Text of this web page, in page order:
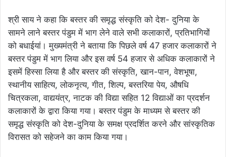
श्री साय ने कहा कि बस्तर की समृद्ध संस्कृति को देश- दुनिया के
सामने लाने बस्तर पंडुम में भाग लेने वाले सभी कलाकारों, प्रतिभागियों
को बधाईयां। मुख्यमंत्री ने बताया कि पिछले वर्ष 47 हजार कलाकारों ने
बस्तर पंडुम में भाग लिया और इस वर्ष 54 हजार से अधिक कलाकारों ने
इसमें हिस्सा लिया है और बस्तर की संस्कृति, खान-पान, वेशभूषा,
स्थानीय साहित्य, लोकनृत्य, गीत, शिल्प, बस्तरिया पेय, औषधि
चित्रकला, वाद्ययंत्र, नाटक की विद्या सहित 12 विद्याओं का प्रदर्शन
कलाकारों के द्वारा किया गया। बस्तर पंडुम के माध्यम से बस्तर की
समृद्ध संस्कृति को देश-दुनिया के समक्ष प्रदर्शित करने और सांस्कृतिक
विरासत को सहेजने का काम किया गया।